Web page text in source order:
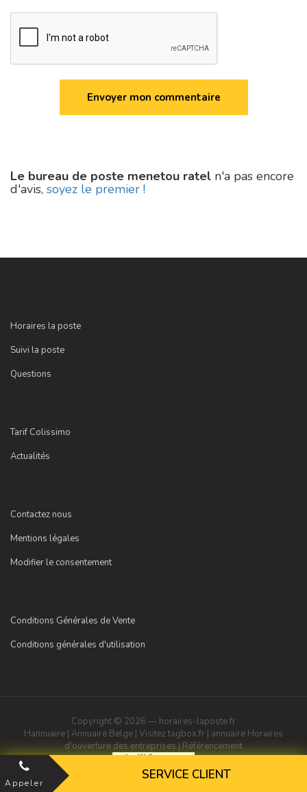
Le bureau de poste menetou ratel n'a pas encore
d'avis, soyez le premier !
Horaires la poste
Suivi la poste
Questions
Tarif Colissimo
Actualités
Contactez nous
Mentions légales
Modifier le consentement
Conditions Générales de Vente
Conditions générales d'utilisation
Copyright © 2026 — horaires-laposte.fr
Hannuaire | Annuaire Belge | Visitez tagbox.fr | annuaire Horaires
d'ouverture des entreprises | Référencement
Appeler
SERVICE CLIENT